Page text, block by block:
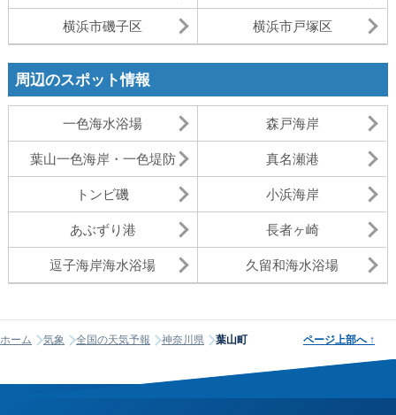
横浜市磯子区 横浜市戸塚区
周辺のスポット情報
一色海水浴場 森戸海岸
葉山一色海岸・一色堤防 真名瀬港
トンビ磯 小浜海岸
あぶずり港 長者ヶ崎
逗子海岸海水浴場 久留和海水浴場
ホーム 気象 全国の天気予報 神奈川県 葉山町 ページ上部へ ↑